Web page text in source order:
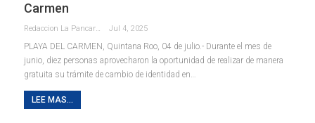
Carmen
Redaccion La Pancarta De Quintana Roo Jul 4, 2025
PLAYA DEL CARMEN, Quintana Roo, 04 de julio.- Durante el mes de
junio, diez personas aprovecharon la oportunidad de realizar de manera
gratuita su trámite de cambio de identidad en…
LEE MAS...